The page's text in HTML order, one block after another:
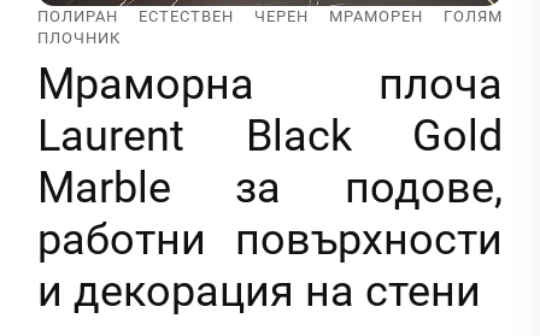
ПОЛИРАН ЕСТЕСТВЕН ЧЕРЕН МРАМОРЕН ГОЛЯМ
ПЛОЧНИК
Мраморна плоча
Laurent Black Gold
Marble за подове,
работни повърхности
и декорация на стени